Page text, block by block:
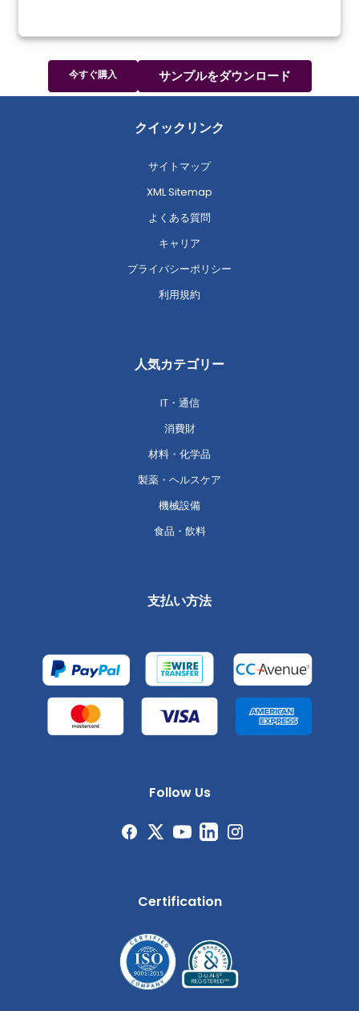
今すぐ購入 サンプルをダウンロード
クイックリンク
サイトマップ
XML Sitemap
よくある質問
キャリア
プライバシーポリシー
利用規約
人気カテゴリー
IT・通信
消費財
材料・化学品
製薬・ヘルスケア
機械設備
食品・飲料
支払い方法
Follow Us
Certification